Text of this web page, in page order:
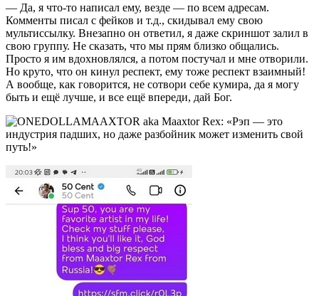
— Да, я что-то написал ему, везде — по всем адресам.
Комменты писал с фейков и т.д., скидывал ему свою
мультиссылку. Внезапно он ответил, я даже скриншот залил в
свою группу. Не сказать, что мы прям близко общались.
Просто я им вдохновлялся, а потом постучал и мне отворили.
Но круто, что он кинул респект, ему тоже респект взаимный!
А вообще, как говорится, не сотвори себе кумира, да я могу
быть и ещё лучше, и все ещё впереди, дай Бог.